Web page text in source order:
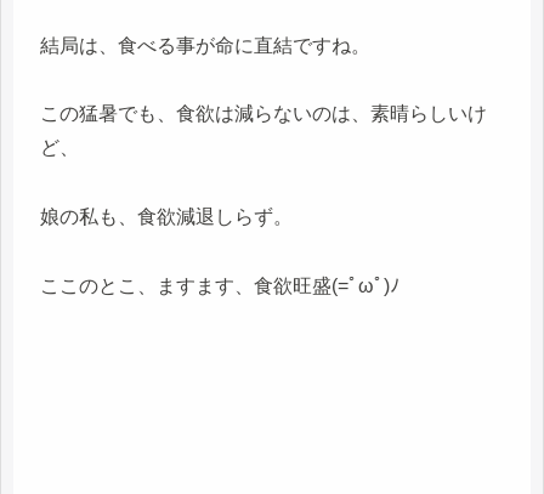
結局は、食べる事が命に直結ですね。
この猛暑でも、食欲は減らないのは、素晴らしいけ
ど、
娘の私も、食欲減退しらず。
ここのとこ、ますます、食欲旺盛(=ﾟωﾟ)ﾉ